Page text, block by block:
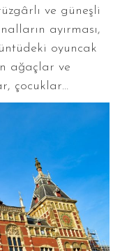
ve güneşli
ayırması,
oyuncak
ağaçlar ve
çocuklar…